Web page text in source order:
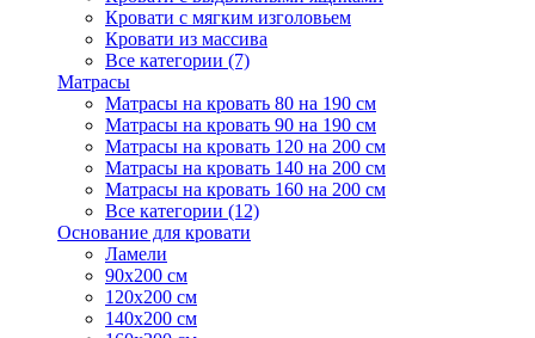
Кровати с мягким изголовьем
Кровати из массива
Все категории (7)
Матрасы
Матрасы на кровать 80 на 190 см
Матрасы на кровать 90 на 190 см
Матрасы на кровать 120 на 200 см
Матрасы на кровать 140 на 200 см
Матрасы на кровать 160 на 200 см
Все категории (12)
Основание для кровати
Ламели
90х200 см
120х200 см
140х200 см